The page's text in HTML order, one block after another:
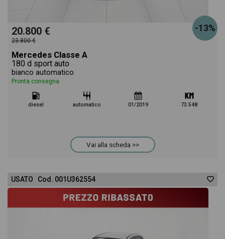
-13%
20.800 €
23.800 €
Mercedes Classe A
180 d sport auto
bianco automatico
Pronta consegna
diesel automatico 01/2019 73.548
Vai alla scheda >>
USATO Cod. 001U362554